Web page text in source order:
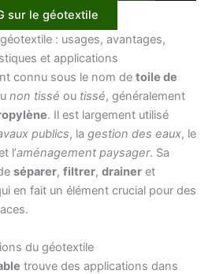
sur le géotextile
: usages, avantages,
et applications
connu sous le nom de toile de
non tissé ou tissé, généralement
. Il est largement utilisé
publics, la gestion des eaux, le
l’aménagement paysager. Sa
séparer, filtrer, drainer et
en fait un élément crucial pour des
du géotextile
trouve des applications dans